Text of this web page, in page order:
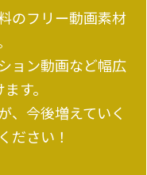
のフリー動画素材
ョン動画など幅広
す。
、今後増えていく
ださい！